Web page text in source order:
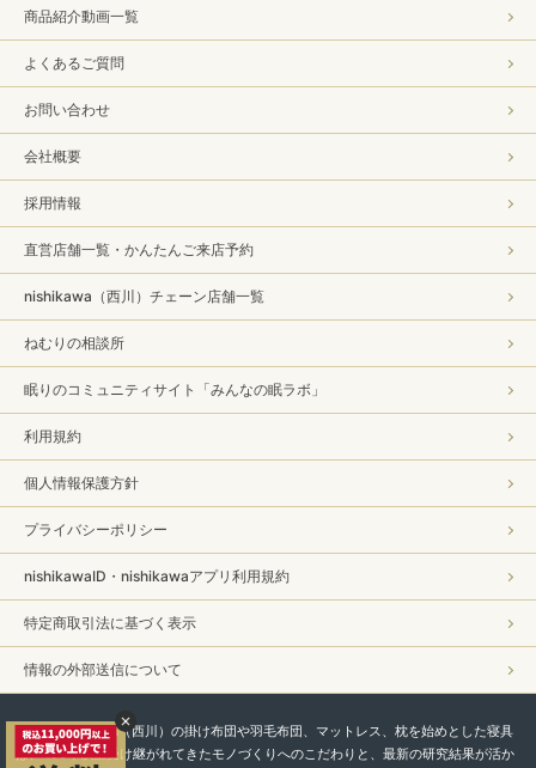
商品紹介動画一覧
よくあるご質問
お問い合わせ
会社概要
採用情報
直営店舗一覧・かんたんご来店予約
nishikawa（西川）チェーン店舗一覧
ねむりの相談所
眠りのコミュニティサイト「みんなの眠ラボ」
利用規約
個人情報保護方針
プライバシーポリシー
nishikawaID・nishikawaアプリ利用規約
特定商取引法に基づく表示
情報の外部送信について
私たちnishikawa（西川）の掛け布団や羽毛布団、マットレス、枕を始めとした寝具
は、450年以上受け継がれてきたモノづくりへのこだわりと、最新の研究結果が活か